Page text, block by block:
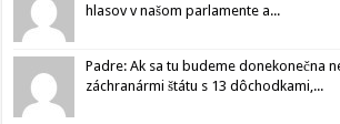
hlasov v našom parlamente a...
Padre: Ak sa tu budeme donekonečna
záchranármi štátu s 13 dôchodkami,...